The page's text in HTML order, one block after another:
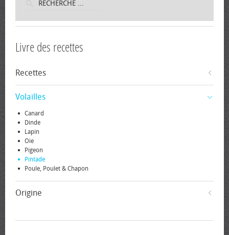
Livre des recettes
Recettes
Volailles
Canard
Dinde
Lapin
Oie
Pigeon
Pintade
Poule, Poulet & Chapon
Origine